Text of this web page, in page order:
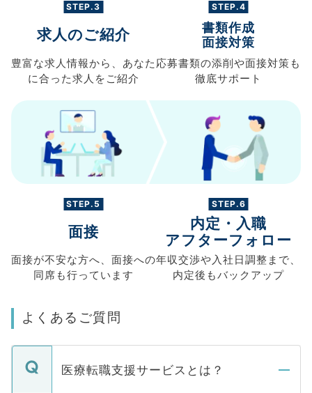
STEP.3
求人のご紹介
豊富な求人情報から、 あなた
に合った求人を ご紹介
STEP.4
書類作成
面接対策
応募書類の添削や面接対策も
徹底サポート
STEP.5
面接
面接が不安な方へ、 面接への
同席も行っています
STEP.6
内定・入職
アフターフォロー
年収交渉や入社日調整まで、
内定後もバックアップ
よくあるご質問
医療転職支援サービスとは？